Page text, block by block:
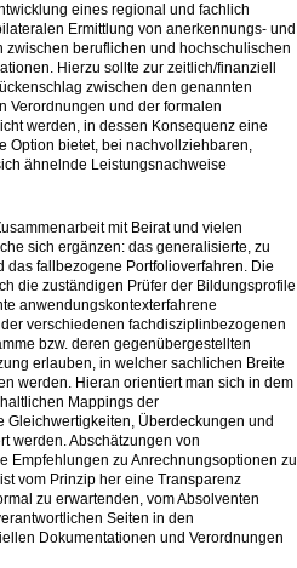
eines regional und fachlich
Ermittlung von anerkennungs- und
beruflichen und hochschulischen
Hierzu sollte zur zeitlich/finanziell
zwischen den genannten
Verordnungen und der formalen
werden, in dessen Konsequenz eine
Option bietet, bei nachvollziehbaren,
ähnelnde Leistungsnachweise
mit Beirat und vielen
sich ergänzen: das generalisierte, zu
fallbezogene Portfolioverfahren. Die
die zuständigen Prüfer der Bildungsprofile
anwendungskontexterfahrene
verschiedenen fachdisziplinbezogenen
bzw. deren gegenübergestellten
erlauben, in welcher sachlichen Breite
werden. Hieran orientiert man sich in dem
Mappings der
Überdeckungen und
werden. Abschätzungen von
Empfehlungen zu Anrechnungsoptionen zu
vom Prinzip her eine Transparenz
zu erwartenden, vom Absolventen
Seiten in den
Dokumentationen und Verordnungen